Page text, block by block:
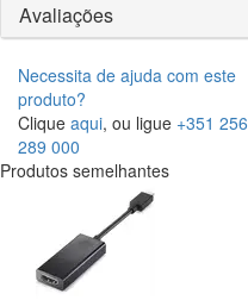
Avaliações
Necessita de ajuda com este
produto?
Clique aqui, ou ligue +351 256
289 000
Produtos semelhantes